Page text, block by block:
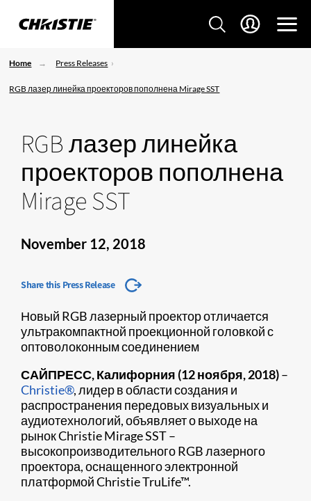
Home Press Releases
RGB лазер линейка проекторов пополнена Mirage SST
RGB лазер линейка
проекторов пополнена
Mirage SST
November 12, 2018
Share this Press Release
Новый RGB лазерный проектор отличается
ультракомпактной проекционной головкой с
оптоволоконным соединением
САЙПРЕСС, Калифорния (12 ноября, 2018)–
Christie®, лидер в области создания и
распространения передовых визуальных и
аудиотехнологий, объявляет о выходе на
рынок Christie Mirage SST –
высокопроизводительного RGB лазерного
проектора, оснащенного электронной
платформой Christie TruLife™.